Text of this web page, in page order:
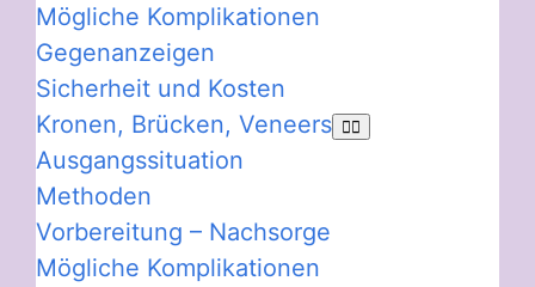
Mögliche Komplikationen
Gegenanzeigen
Sicherheit und Kosten
Kronen, Brücken, Veneers
Ausgangssituation
Methoden
Vorbereitung – Nachsorge
Mögliche Komplikationen